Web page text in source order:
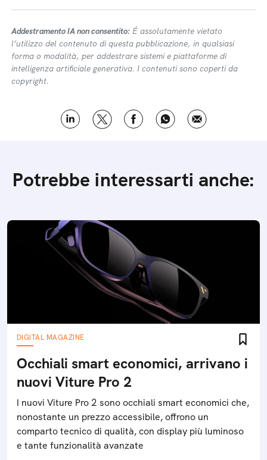
Addestramento IA non consentito: É assolutamente vietato
l’utilizzo del contenuto di questa pubblicazione, in qualsiasi
forma o modalità, per addestrare sistemi e piattaforme di
intelligenza artificiale generativa. I contenuti sono coperti da
copyright.
Potrebbe interessarti anche:
DIGITAL MAGAZINE
Occhiali smart economici, arrivano i
nuovi Viture Pro 2
I nuovi Viture Pro 2 sono occhiali smart economici che,
nonostante un prezzo accessibile, offrono un
comparto tecnico di qualità, con display più luminoso
e tante funzionalità avanzate